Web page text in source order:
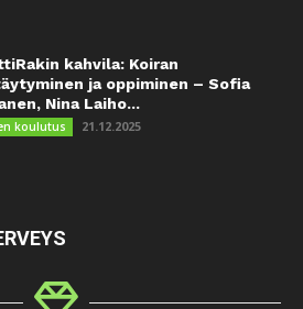
kahvila: Koiran
ja oppiminen – Sofia
Nina Laiho...
koulutus 21.12.2025